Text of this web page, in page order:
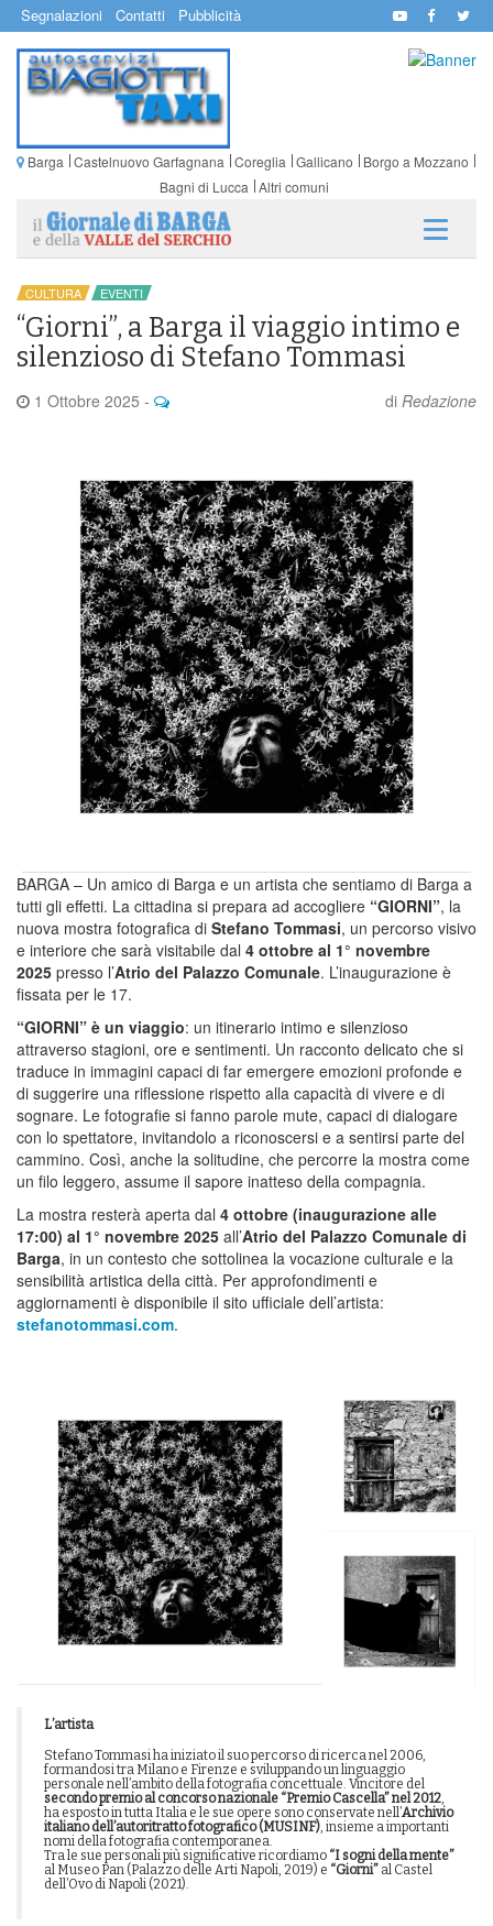
Segnalazioni Contatti Pubblicità
Barga Castelnuovo Garfagnana Coreglia Gallicano
Borgo a Mozzano
Bagni di Lucca Altri comuni
CULTURA EVENTI
“Giorni”, a Barga il viaggio intimo e
silenzioso di Stefano Tommasi
1 Ottobre 2025 - di Redazione
BARGA – Un amico di Barga e un artista che sentiamo di Barga a
tutti gli effetti. La cittadina si prepara ad accogliere “GIORNI”, la
nuova mostra fotografica di Stefano Tommasi, un percorso visivo
e interiore che sarà visitabile dal 4 ottobre al 1° novembre
2025 presso l’Atrio del Palazzo Comunale. L’inaugurazione è
fissata per le 17.
“GIORNI” è un viaggio: un itinerario intimo e silenzioso
attraverso stagioni, ore e sentimenti. Un racconto delicato che si
traduce in immagini capaci di far emergere emozioni profonde e
di suggerire una riflessione rispetto alla capacità di vivere e di
sognare. Le fotografie si fanno parole mute, capaci di dialogare
con lo spettatore, invitandolo a riconoscersi e a sentirsi parte del
cammino. Così, anche la solitudine, che percorre la mostra come
un filo leggero, assume il sapore inatteso della compagnia.
La mostra resterà aperta dal 4 ottobre (inaugurazione alle
17:00) al 1° novembre 2025 all’Atrio del Palazzo Comunale di
Barga, in un contesto che sottolinea la vocazione culturale e la
sensibilità artistica della città. Per approfondimenti e
aggiornamenti è disponibile il sito ufficiale dell’artista:
stefanotommasi.com.
L’artista
Stefano Tommasi ha iniziato il suo percorso di ricerca nel 2006,
formandosi tra Milano e Firenze e sviluppando un linguaggio
personale nell’ambito della fotografia concettuale. Vincitore del
secondo premio al concorso nazionale “Premio Cascella” nel 2012,
ha esposto in tutta Italia e le sue opere sono conservate nell’Archivio
italiano dell’autoritratto fotografico (MUSINF), insieme a importanti
nomi della fotografia contemporanea.
Tra le sue personali più significative ricordiamo “I sogni della mente”
al Museo Pan (Palazzo delle Arti Napoli, 2019) e “Giorni” al Castel
dell’Ovo di Napoli (2021).